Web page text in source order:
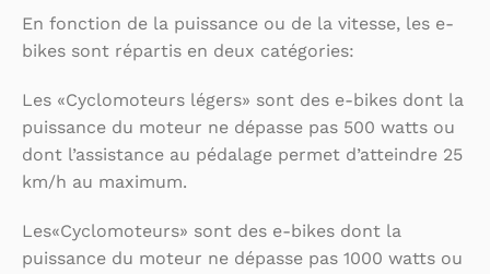
En fonction de la puissance ou de la vitesse, les e-
bikes sont répartis en deux catégories:
Les «Cyclomoteurs légers» sont des e-bikes dont la
puissance du moteur ne dépasse pas 500 watts ou
dont l’assistance au pédalage permet d’atteindre 25
km/h au maximum.
Les«Cyclomoteurs» sont des e-bikes dont la
puissance du moteur ne dépasse pas 1000 watts ou